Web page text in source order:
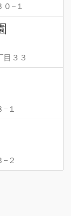
−１
３３
１
２